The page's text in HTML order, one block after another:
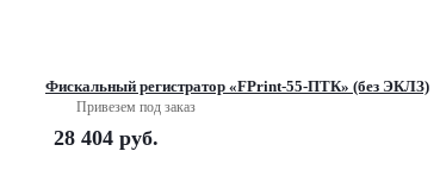
Фискальный регистратор «FPrint-55-ПТК» (без ЭКЛЗ)
Привезем под заказ
28 404 руб.